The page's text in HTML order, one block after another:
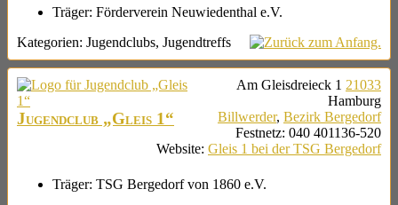
Träger: Förderverein Neuwiedenthal e.V.
Kategorien: Jugendclubs, Jugendtreffs
Jugendclub „Gleis 1“
Am Gleisdreieck 1 21033
Hamburg
Billwerder, Bezirk Bergedorf
Festnetz: 040 401136-520
Website: Gleis 1 bei der TSG Bergedorf
Träger: TSG Bergedorf von 1860 e.V.